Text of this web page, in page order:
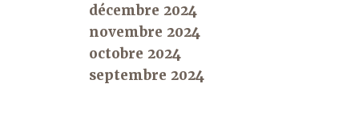
décembre 2024
novembre 2024
octobre 2024
septembre 2024